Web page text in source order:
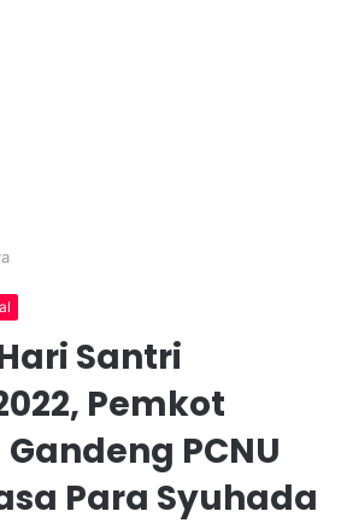
Santri
Pemkot
PCNU
Para Syuhada